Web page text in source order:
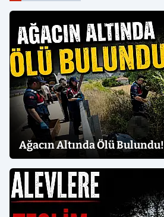
Ağacın Altında Ölü Bulundu!